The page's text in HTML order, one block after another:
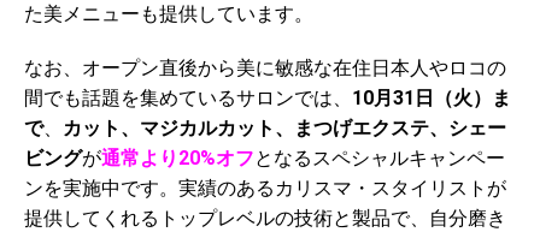
た美メニューも提供しています。
なお、オープン直後から美に敏感な在住日本人やロコの
間でも話題を集めているサロンでは、 10月31日（火）ま
で、 カット、マジカルカット、まつげエクステ、シェー
ビングが通常より20%オフとなるスペシャルキャンペー
ンを実施中です。実績のあるカリスマ・スタイリストが
提供してくれるトップレベルの技術と製品で、自分磨き